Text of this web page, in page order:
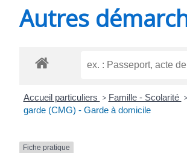
Autres
Accueil particuliers > Famille - Scolarité >
garde (CMG) - Garde à domicile
Fiche pratique